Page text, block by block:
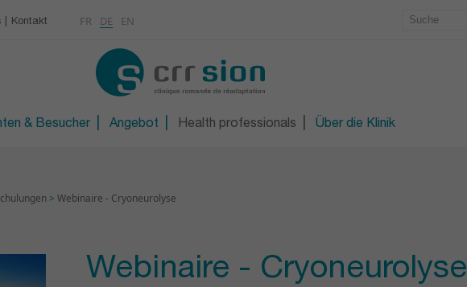
Kontakt FR DE EN
& Besucher Angebot
Orthopädietechnische Werkstatt
Technische Orthopädie des Fusses
Health professionals Über die Klinik
> Webinaire - Cryoneurolyse
Webinaire - Cryoneurolyse